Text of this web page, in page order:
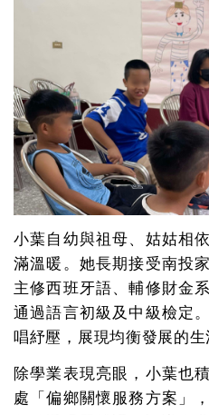
小葉自幼與祖母、姑姑相
滿溫暖。她長期接受南投
主修西班牙語、輔修財金
通過語言初級及中級檢定
唱紓壓，展現均衡發展的生
除學業表現亮眼，小葉也
處「偏鄉關懷服務方案」